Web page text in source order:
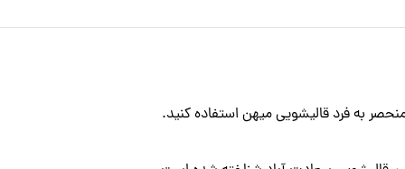
به فرد قالیشویی میهن استفاده کنید.